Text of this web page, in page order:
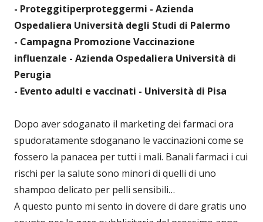
- Proteggitiperproteggermi - Azienda
Ospedaliera Università degli Studi di Palermo
- Campagna Promozione Vaccinazione
influenzale - Azienda Ospedaliera Università di
Perugia
- Evento adulti e vaccinati - Università di Pisa
Dopo aver sdoganato il marketing dei farmaci ora
spudoratamente sdoganano le vaccinazioni come se
fossero la panacea per tutti i mali. Banali farmaci i cui
rischi per la salute sono minori di quelli di uno
shampoo delicato per pelli sensibili…
A questo punto mi sento in dovere di dare gratis uno